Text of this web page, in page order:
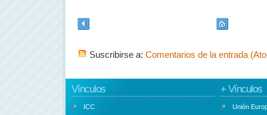
Suscribirse a: Comentarios de la entrada
Vínculos
ICC
+ Vínculos
Unión